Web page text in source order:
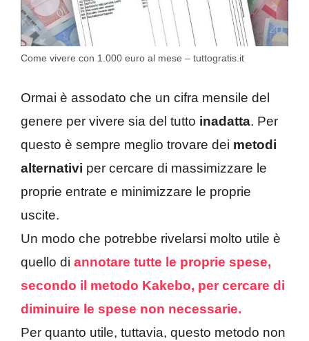
Come vivere con 1.000 euro al mese – tuttogratis.it
Ormai è assodato che un cifra mensile del
genere per vivere sia del tutto inadatta. Per
questo è sempre meglio trovare dei metodi
alternativi per cercare di massimizzare le
proprie entrate e minimizzare le proprie
uscite.
Un modo che potrebbe rivelarsi molto utile è
quello di annotare tutte le proprie spese,
secondo il metodo Kakebo, per cercare di
diminuire le spese non necessarie.
Per quanto utile, tuttavia, questo metodo non